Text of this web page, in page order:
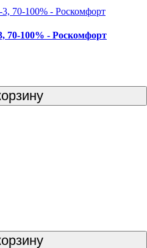
70-100% - Роскомфорт